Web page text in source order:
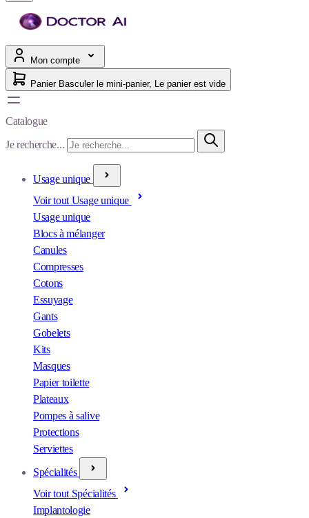
Mon compte
Panier Basculer le mini-panier, Le panier est vide
Catalogue
Je recherche...
Usage unique
Voir tout Usage unique
Usage unique
Blocs à mélanger
Canules
Compresses
Cotons
Essuyage
Gants
Gobelets
Kits
Masques
Papier toilette
Plateaux
Pompes à salive
Protections
Serviettes
Spécialités
Voir tout Spécialités
Implantologie